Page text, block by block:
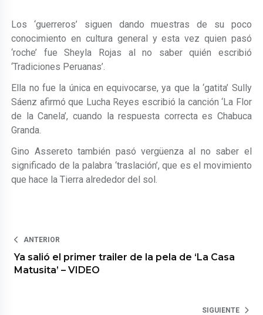
Los ‘guerreros’ siguen dando muestras de su poco
conocimiento en cultura general y esta vez quien pasó
‘roche’ fue Sheyla Rojas al no saber quién escribió
‘Tradiciones Peruanas’.
Ella no fue la única en equivocarse, ya que la ‘gatita’ Sully
Sáenz afirmó que Lucha Reyes escribió la canción ‘La Flor
de la Canela’, cuando la respuesta correcta es Chabuca
Granda.
Gino Assereto también pasó vergüenza al no saber el
significado de la palabra ‘traslación’, que es el movimiento
que hace la Tierra alrededor del sol.
ANTERIOR
Ya salió el primer trailer de la pela de ‘La Casa
Matusita’ – VIDEO
SIGUIENTE